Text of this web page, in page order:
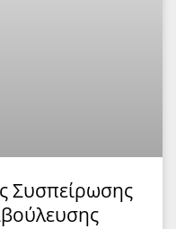
Συσπείρωσης